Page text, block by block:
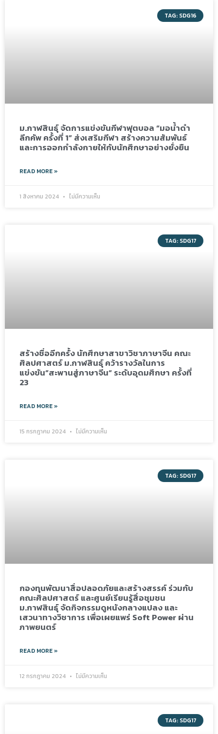
TAG: SDG16
ม.กาฬสินธุ์ จัดการแข่งขันกีฬาฟุตบอล “มอน้ำดำ
ลีกคัพ ครั้งที่ 1” ส่งเสริมกีฬา สร้างความสัมพันธ์
และการออกกำลังกายให้กับนักศึกษาอย่างยั่งยืน
READ MORE »
1 สิงหาคม 2024 ไม่มีความเห็น
TAG: SDG17
สร้างชื่ออีกครั้ง นักศึกษาสาขาวิชาภาษาจีน คณะ
ศิลปศาสตร์ ม.กาฬสินธุ์ คว้ารางวัลในการ
แข่งขัน“สะพานสู่ภาษาจีน“ ระดับอุดมศึกษา ครั้งที่
23
READ MORE »
15 กรกฎาคม 2024 ไม่มีความเห็น
TAG: SDG17
กองทุนพัฒนาสื่อปลอดภัยและสร้างสรรค์ ร่วมกับ
คณะศิลปศาสตร์ และศูนย์เรียนรู้สื่อชุมชน
ม.กาฬสินธุ์ จัดกิจกรรมดูหนังกลางแปลง และ
เสวนาทางวิชาการ เพื่อเผยแพร่ Soft Power ผ่าน
ภาพยนตร์
READ MORE »
12 กรกฎาคม 2024 ไม่มีความเห็น
TAG: SDG17